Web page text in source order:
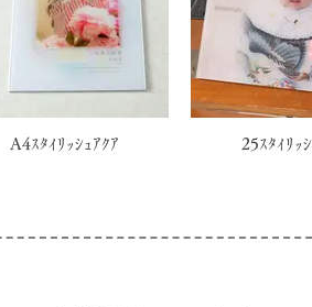
A4ｽﾀｲﾘｯｼｭｱｸｱ 25ｽﾀｲﾘｯ